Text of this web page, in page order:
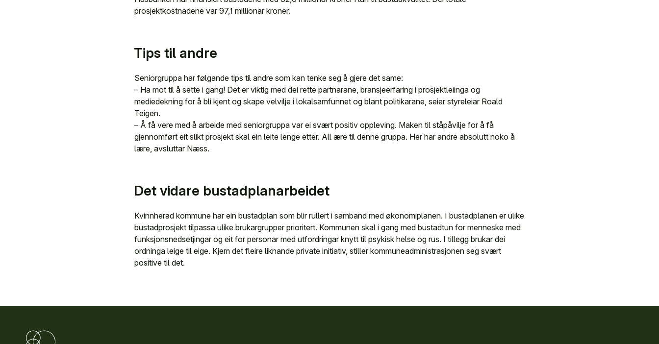
prosjektkostnadene var 97,1 millionar kroner.
Tips til andre
Seniorgruppa har følgande tips til andre som kan tenke seg å gjere det same:
– Ha mot til å sette i gang! Det er viktig med dei rette partnarane, bransjeerfaring i prosjektleiinga og
mediedekning for å bli kjent og skape velvilje i lokalsamfunnet og blant politikarane, seier styreleiar Roald
Teigen.
– Å få vere med å arbeide med seniorgruppa var ei svært positiv oppleving. Maken til ståpåvilje for å få
gjennomført eit slikt prosjekt skal ein leite lenge etter. All ære til denne gruppa. Her har andre absolutt noko å
lære, avsluttar Næss.
Det vidare bustadplanarbeidet
Kvinnherad kommune har ein bustadplan som blir rullert i samband med økonomiplanen. I bustadplanen er ulike
bustadprosjekt tilpassa ulike brukargrupper prioritert. Kommunen skal i gang med bustadtun for menneske med
funksjonsnedsetjingar og eit for personar med utfordringar knytt til psykisk helse og rus. I tillegg brukar dei
ordninga leige til eige. Kjem det fleire liknande private initiativ, stiller kommuneadministrasjonen seg svært
positive til det.